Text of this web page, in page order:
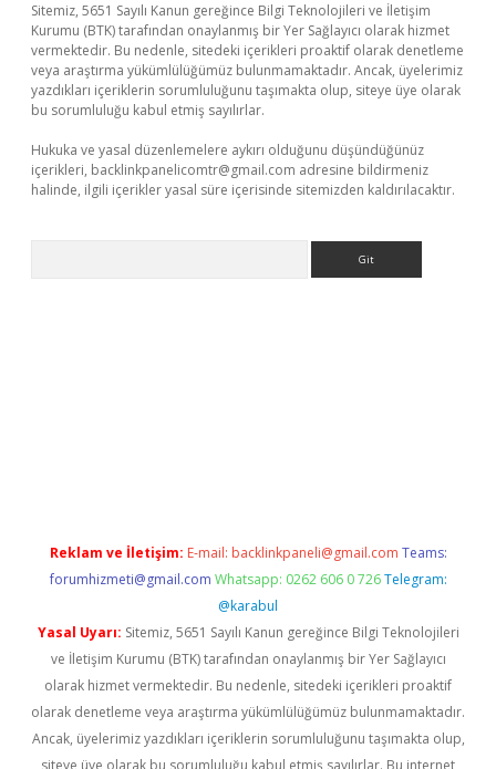
Sitemiz, 5651 Sayılı Kanun gereğince Bilgi Teknolojileri ve İletişim
Kurumu (BTK) tarafından onaylanmış bir Yer Sağlayıcı olarak hizmet
vermektedir. Bu nedenle, sitedeki içerikleri proaktif olarak denetleme
veya araştırma yükümlülüğümüz bulunmamaktadır. Ancak, üyelerimiz
yazdıkları içeriklerin sorumluluğunu taşımakta olup, siteye üye olarak
bu sorumluluğu kabul etmiş sayılırlar.
Hukuka ve yasal düzenlemelere aykırı olduğunu düşündüğünüz
içerikleri, backlinkpanelicomtr@gmail.com adresine bildirmeniz
halinde, ilgili içerikler yasal süre içerisinde sitemizden kaldırılacaktır.
Reklam ve İletişim: E-mail: backlinkpaneli@gmail.com Teams:
forumhizmeti@gmail.com Whatsapp: 0262 606 0 726 Telegram:
@karabul
Yasal Uyarı: Sitemiz, 5651 Sayılı Kanun gereğince Bilgi Teknolojileri
ve İletişim Kurumu (BTK) tarafından onaylanmış bir Yer Sağlayıcı
olarak hizmet vermektedir. Bu nedenle, sitedeki içerikleri proaktif
olarak denetleme veya araştırma yükümlülüğümüz bulunmamaktadır.
Ancak, üyelerimiz yazdıkları içeriklerin sorumluluğunu taşımakta olup,
siteye üye olarak bu sorumluluğu kabul etmiş sayılırlar. Bu internet